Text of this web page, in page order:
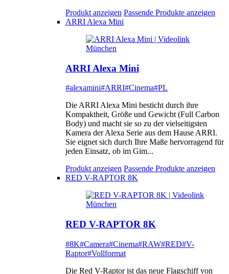
Produkt anzeigen Passende Produkte anzeigen
ARRI Alexa Mini
ARRI Alexa Mini
#alexamini#ARRI#Cinema#PL
Die ARRI Alexa Mini besticht durch ihre
Kompaktheit, Größe und Gewicht (Full Carbon
Body) und macht sie so zu der vielseitigsten
Kamera der Alexa Serie aus dem Hause ARRI.
Sie eignet sich durch Ihre Maße hervorragend für
jeden Einsatz, ob im Gim...
Produkt anzeigen Passende Produkte anzeigen
RED V-RAPTOR 8K
RED V-RAPTOR 8K
#8K#Camera#Cinema#RAW#RED#V-
Raptor#Vollformat
Die Red V-Raptor ist das neue Flagschiff von